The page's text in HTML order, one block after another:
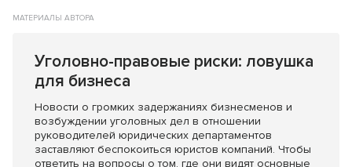
МАТЕРИАЛЫ АВТОРА
Уголовно-правовые риски: ловушка
для бизнеса
Новости о громких задержаниях бизнесменов и
возбуждении уголовных дел в отношении
руководителей юридических департаментов
заставляют беспокоиться юристов компаний. Чтобы
ответить на вопросы о том, где они видят основные